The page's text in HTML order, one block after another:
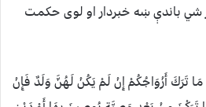
شي باندې ښه خبردار او لوى حکمت
تَرَكَ أَزْوَاجُكُمْ إِنْ لَمْ يَكُنْ لَهُنَّ وَلَدٌ فَإِنْ